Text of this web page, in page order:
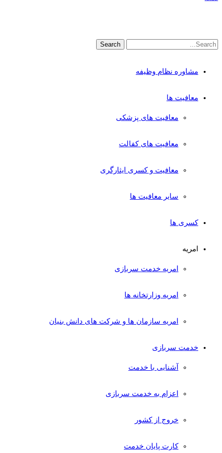
مشاوره نظام وظیفه
معافیت ها
معافیت های پزشکی
معافیت های کفالت
معافیت و کسری ایثارگری
سایر معافیت ها
کسری ها
امریه
امریه خدمت سربازی
امریه وزارتخانه ها
امریه سازمان ها و شرکت های دانش بنیان
خدمت سربازی
آشنایی با خدمت
اعزام به خدمت سربازی
خروج از کشور
کارت پایان خدمت